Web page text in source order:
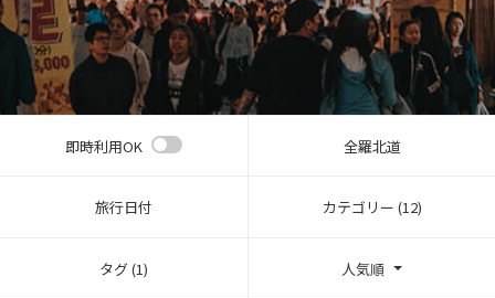
文 (台灣)
即時利用OK 全羅北道
旅行日付 カテゴリー (12)
タグ (1) 人気順